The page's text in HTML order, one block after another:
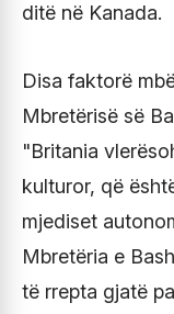
ditë në Kanada.
Disa faktorë
Mbretërisë së
"Britania
kulturor, që
mjediset
Mbretëria e
të rrepta gjatë